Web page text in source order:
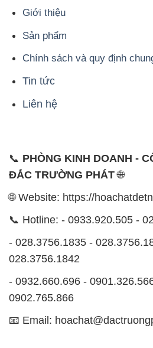
Giới thiệu
Sản phẩm
Chính sách và quy định
Tin tức
Liên hệ
📞 PHÒNG KINH DOANH -
ĐẮC TRƯỜNG PHÁT🌐
🌐 Website: https://
📞 Hotline: - 0933.920.505 -
- 028.3756.1835 -
028.3756.1842
- 0932.660.696 -
0902.765.866
📧 Email: